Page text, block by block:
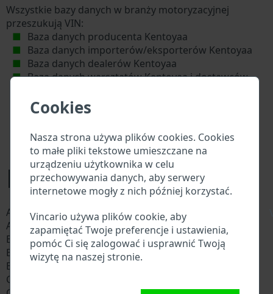
Cookies
Nasza strona używa plików cookies. Cookies
to małe pliki tekstowe umieszczane na
urządzeniu użytkownika w celu
przechowywania danych, aby serwery
internetowe mogły z nich później korzystać.
Vincario używa plików cookie, aby
zapamiętać Twoje preferencje i ustawienia,
pomóc Ci się zalogować i usprawnić Twoją
wizytę na naszej stronie.
Wszystkie bazy danych w branży motoryzacyjnej
przeszukują VIN:
Baza danych producenta Kentoyaa
Baza danych importerów/eksporterów Kentoyaa
Baza danych dealerów Kentoyaa
Baza danych warsztatów Kentoyaa i dostawców
Krajowe bazy danych pojazdów
Policyjne bazy danych
Bazy danych firm ubezpieczeniowych
Bazy danych firm prywatnych
Modele Kentoya
Apachee 50 4T
Apollo 250
Asphyx 125
Asphyx-i 125
Big max 50 2t
Blow Up 100
Blow Up 250
Blow Up 250V
Broadway 125
City One